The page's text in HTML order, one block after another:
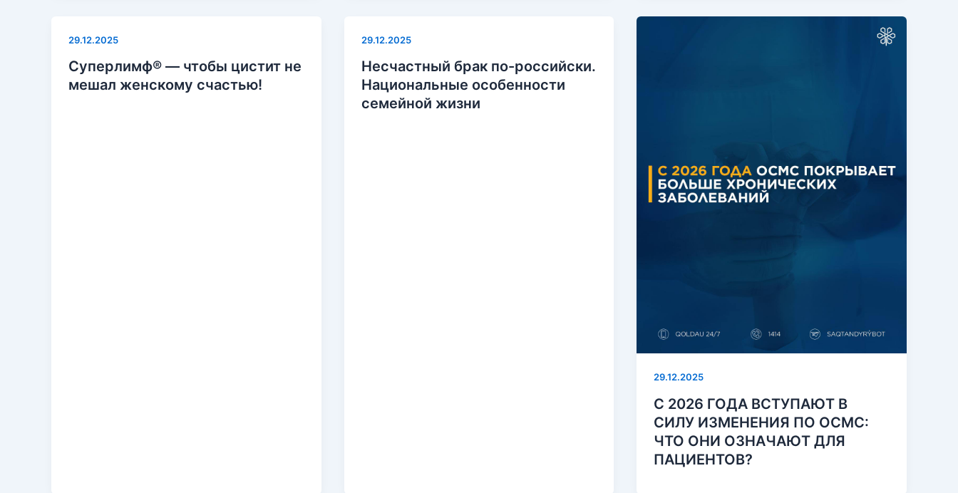
29.12.2025
Суперлимф® — чтобы цистит не
мешал женскому счастью!
29.12.2025
Несчастный брак по-российски.
Национальные особенности
семейной жизни
29.12.2025
С 2026 ГОДА ВСТУПАЮТ В
СИЛУ ИЗМЕНЕНИЯ ПО ОСМС:
ЧТО ОНИ ОЗНАЧАЮТ ДЛЯ
ПАЦИЕНТОВ?